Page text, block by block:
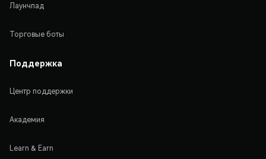
Лаунчпад
Торговые боты
Поддержка
Центр поддержки
Академия
Learn & Earn